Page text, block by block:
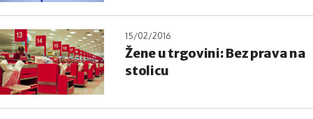
Saradnja sa medijima
Pretraga
15/02/2016
Žene u trgovini: Bez prava na
stolicu